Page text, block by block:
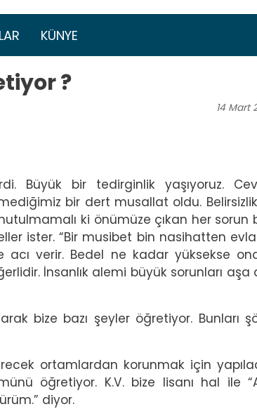
KÜNYE
?
14 Mart
Büyük bir tedirginlik yaşıyoruz.
bir dert musallat oldu.
ki önümüze çıkan her sorun
ister. “Bir musibet bin nasihatten
acı verir. Bedel ne kadar yüksekse
İnsanlık alemi büyük sorunları aşa
bize bazı şeyler öğretiyor. Bunları
ortamlardan korunmak için
öğretiyor. K.V. bize lisanı hal ile
diyor.